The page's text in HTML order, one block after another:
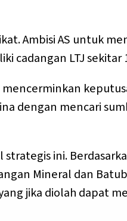
Ambisi AS untuk
cadangan LTJ sekitar
dengan mencari
ini.
Mineral dan
jika diolah dapat